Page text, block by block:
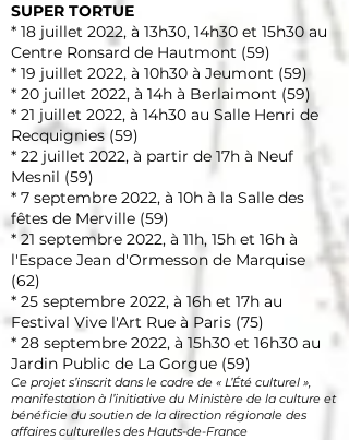
SUPER TORTUE
* 18 juillet 2022, à 13h30, 14h30 et 15h30 au
Centre Ronsard de Hautmont (59)
* 19 juillet 2022, à 10h30 à Jeumont (59)
* 20 juillet 2022, à 14h à Berlaimont (59)
* 21 juillet 2022, à 14h30 au Salle Henri de
Recquignies (59)
* 22 juillet 2022, à partir de 17h à Neuf
Mesnil (59)
* 7 septembre 2022, à 10h à la Salle des
fêtes de Merville (59)
* 21 septembre 2022, à 11h, 15h et 16h à
l'Espace Jean d'Ormesson de Marquise
(62)
* 25 septembre 2022, à 16h et 17h au
Festival Vive l'Art Rue à Paris (75)
* 28 septembre 2022, à 15h30 et 16h30 au
Jardin Public de La Gorgue (59)
Ce projet s’inscrit dans le cadre de « L’Été culturel »,
manifestation à l’initiative du Ministère de la culture et
bénéficie du soutien de la direction régionale des
affaires culturelles des Hauts-de-France